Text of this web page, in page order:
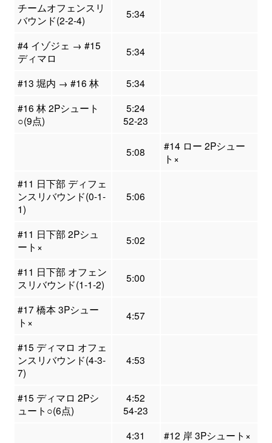
チームオフェンスリ
バウンド(2-2-4)
5:34
#4 イゾジェ → #15
ディマロ
5:34
#13 堀内 → #16 林
5:34
#16 林 2Pシュート
○(9点)
5:24
52-23
5:08
#14 ロー 2Pシュー
ト×
#11 日下部 ディフェ
ンスリバウンド(0-1-
1)
5:06
#11 日下部 2Pシュ
ート×
5:02
#11 日下部 オフェン
スリバウンド(1-1-2)
5:00
#17 橋本 3Pシュー
ト×
4:57
#15 ディマロ オフェ
ンスリバウンド(4-3-
7)
4:53
#15 ディマロ 2Pシ
ュート○(6点)
4:52
54-23
4:31
#12 岸 3Pシュート×